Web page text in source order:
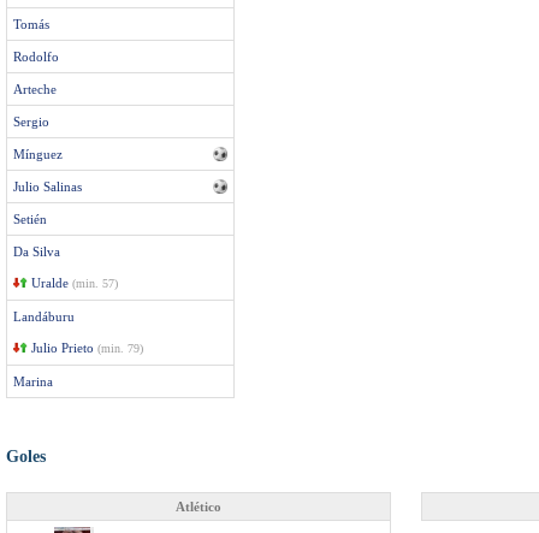
Tomás
Rodolfo
Arteche
Sergio
Mínguez
Julio Salinas
Setién
Da Silva
Uralde (min. 57)
Landáburu
Julio Prieto (min. 79)
Marina
Goles
Atlético